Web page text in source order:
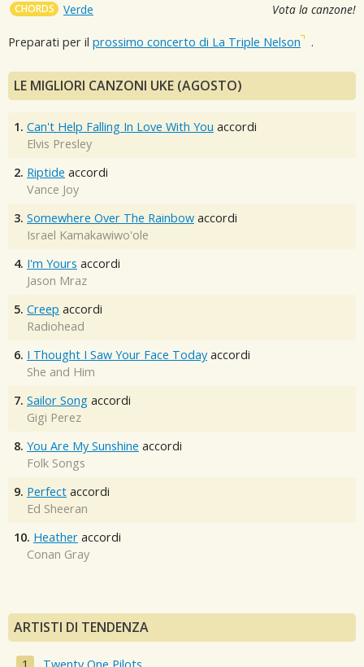
CHORDS Verde Vota la canzone!
Preparati per il prossimo concerto di La Triple Nelson .
LE MIGLIORI CANZONI UKE (AGOSTO)
1. Can't Help Falling In Love With You accordi
Elvis Presley
2. Riptide accordi
Vance Joy
3. Somewhere Over The Rainbow accordi
Israel Kamakawiwo'ole
4. I'm Yours accordi
Jason Mraz
5. Creep accordi
Radiohead
6. I Thought I Saw Your Face Today accordi
She and Him
7. Sailor Song accordi
Gigi Perez
8. You Are My Sunshine accordi
Folk Songs
9. Perfect accordi
Ed Sheeran
10. Heather accordi
Conan Gray
ARTISTI DI TENDENZA